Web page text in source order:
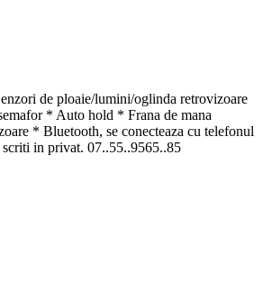
de ploaie/lumini/oglinda retrovizoare
* Auto hold * Frana de mana
* Bluetooth, se conecteaza cu telefonul
scriti in privat. 07..55..9565..85